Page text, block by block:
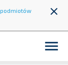
close

Fotele i kanapy